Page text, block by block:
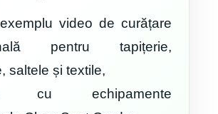
video de curățare
pentru tapițerie,
saltele și textile,
cu echipamente